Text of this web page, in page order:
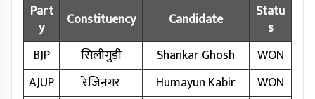
Part
y
Constituency Candidate
Statu
s
BJP
सिलीगुड़ी Shankar Ghosh
WON
AJUP
रेजिनगर Humayun Kabir
WON